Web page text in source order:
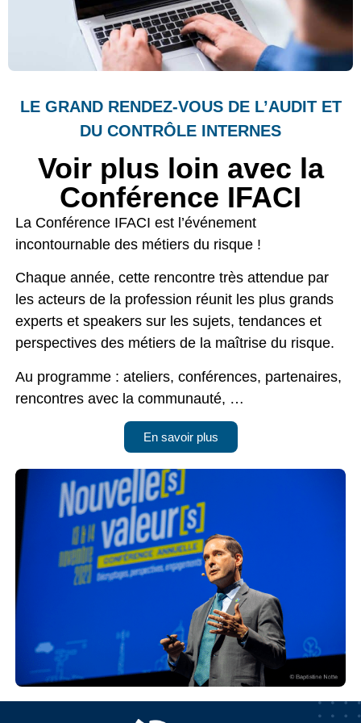
LE GRAND RENDEZ-VOUS DE L’AUDIT ET
DU CONTRÔLE INTERNES
Voir plus loin avec la
Conférence IFACI
La Conférence IFACI est l’événement
incontournable des métiers du risque !
Chaque année, cette rencontre très attendue par
les acteurs de la profession réunit les plus grands
experts et speakers sur les sujets, tendances et
perspectives des métiers de la maîtrise du risque.
Au programme : ateliers, conférences, partenaires,
rencontres avec la communauté, …
En savoir plus